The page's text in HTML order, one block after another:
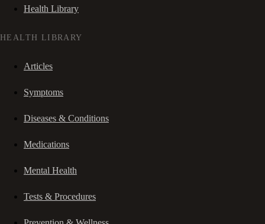
Health Library
HEALTH LIBRARY
Articles
Symptoms
Diseases & Conditions
Medications
Mental Health
Tests & Procedures